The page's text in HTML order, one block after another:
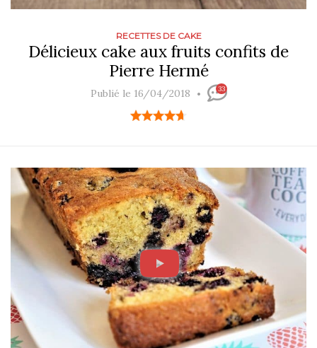
RECETTES DE CAKE
Délicieux cake aux fruits confits de
Pierre Hermé
Publié le 16/04/2018 33